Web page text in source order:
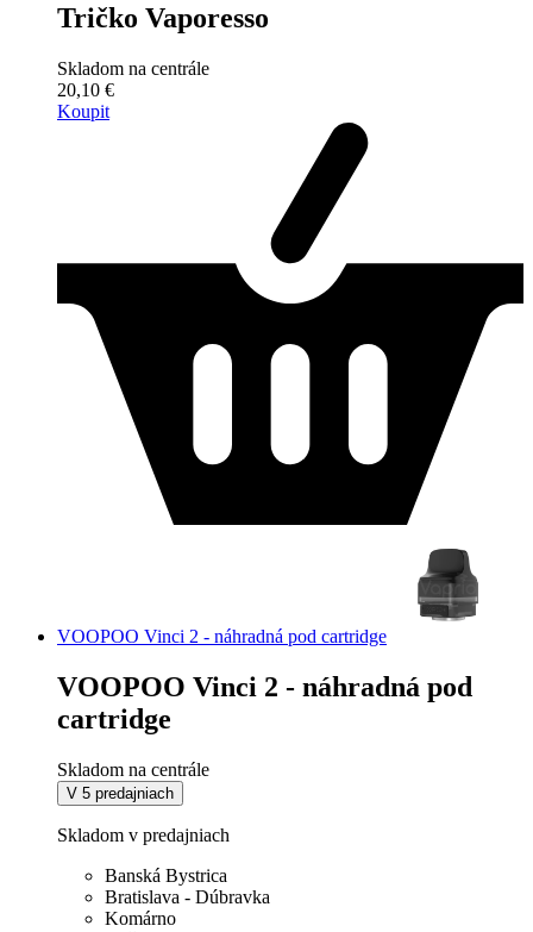
Tričko Vaporesso
Skladom na centrále
20,10 €
Koupit
VOOPOO Vinci 2 - náhradná pod cartridge
VOOPOO Vinci 2 - náhradná pod
cartridge
Skladom na centrále
V 5 predajniach
Skladom v predajniach
Banská Bystrica
Bratislava - Dúbravka
Komárno